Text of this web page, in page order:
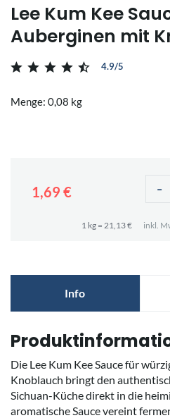
Lee Kum Kee
Auberginen mit
4.9/5
Menge: 0,08 kg
1,69 € -
1 kg = 21,13 € inkl.
Info
Die Lee Kum Kee Sauce für
Knoblauch bringt den
Sichuan-Küche direkt in die
aromatische Sauce vereint